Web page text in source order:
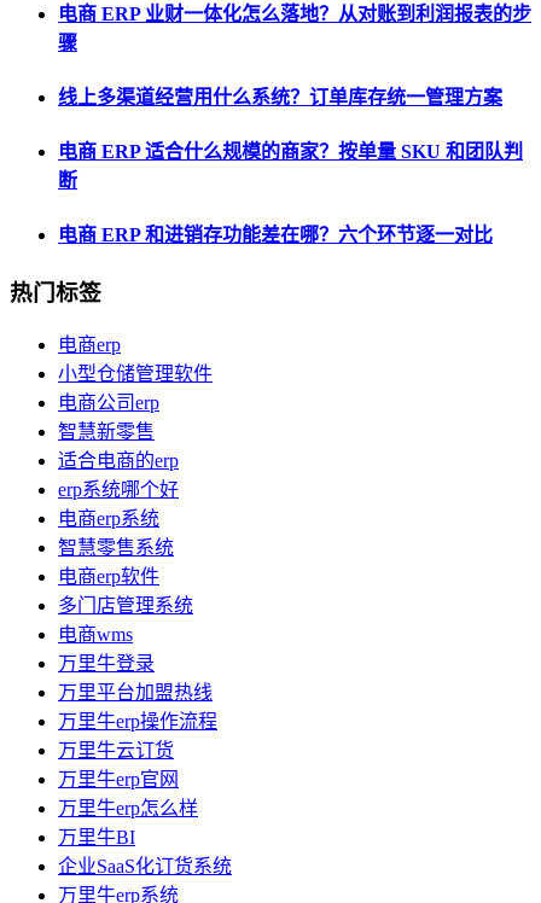
电商 ERP 业财一体化怎么落地？从对账到利润报表的步
骤
线上多渠道经营用什么系统？订单库存统一管理方案
电商 ERP 适合什么规模的商家？按单量 SKU 和团队判
断
电商 ERP 和进销存功能差在哪？六个环节逐一对比
热门标签
电商erp
小型仓储管理软件
电商公司erp
智慧新零售
适合电商的erp
erp系统哪个好
电商erp系统
智慧零售系统
电商erp软件
多门店管理系统
电商wms
万里牛登录
万里平台加盟热线
万里牛erp操作流程
万里牛云订货
万里牛erp官网
万里牛erp怎么样
万里牛BI
企业SaaS化订货系统
万里牛erp系统